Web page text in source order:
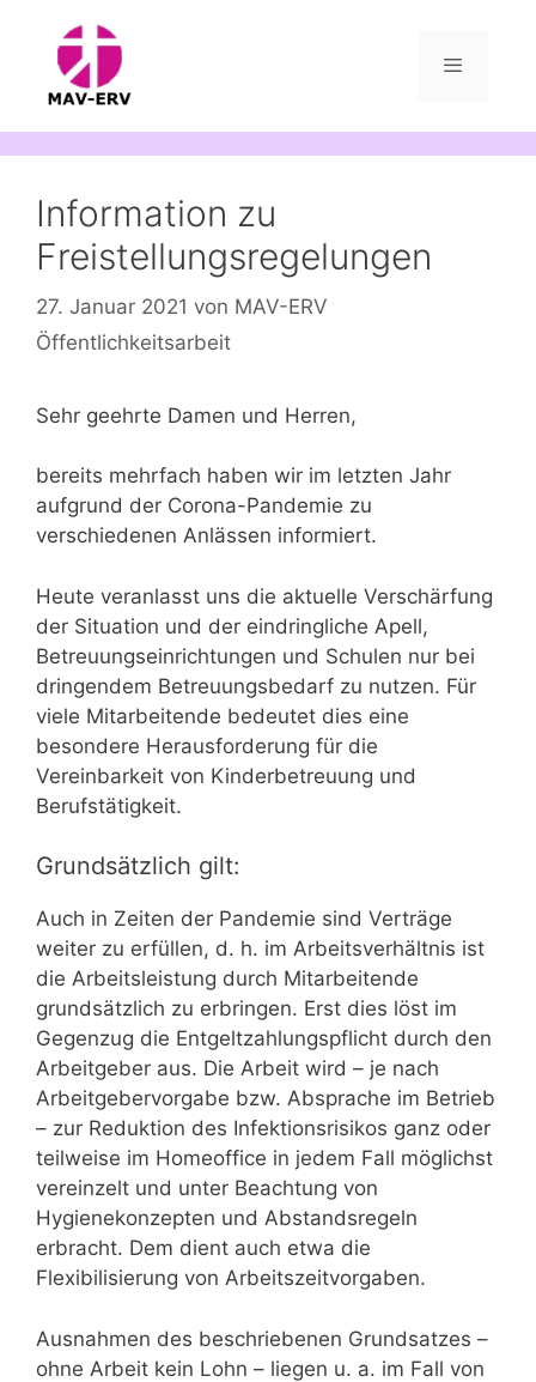
springen
Menü
Information zu
Freistellungsregelungen
27. Januar 2021 von MAV-ERV
Öffentlichkeitsarbeit
Sehr geehrte Damen und Herren,
bereits mehrfach haben wir im letzten Jahr
aufgrund der Corona-Pandemie zu
verschiedenen Anlässen informiert.
Heute veranlasst uns die aktuelle Verschärfung
der Situation und der eindringliche Apell,
Betreuungseinrichtungen und Schulen nur bei
dringendem Betreuungsbedarf zu nutzen. Für
viele Mitarbeitende bedeutet dies eine
besondere Herausforderung für die
Vereinbarkeit von Kinderbetreuung und
Berufstätigkeit.
Grundsätzlich gilt:
Auch in Zeiten der Pandemie sind Verträge
weiter zu erfüllen, d. h. im Arbeitsverhältnis ist
die Arbeitsleistung durch Mitarbeitende
grundsätzlich zu erbringen. Erst dies löst im
Gegenzug die Entgeltzahlungspflicht durch den
Arbeitgeber aus. Die Arbeit wird – je nach
Arbeitgebervorgabe bzw. Absprache im Betrieb
– zur Reduktion des Infektionsrisikos ganz oder
teilweise im Homeoffice in jedem Fall möglichst
vereinzelt und unter Beachtung von
Hygienekonzepten und Abstandsregeln
erbracht. Dem dient auch etwa die
Flexibilisierung von Arbeitszeitvorgaben.
Ausnahmen des beschriebenen Grundsatzes –
ohne Arbeit kein Lohn – liegen u. a. im Fall von